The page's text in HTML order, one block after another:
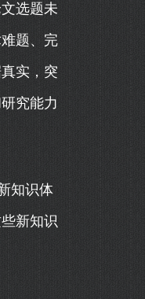
选题未
题、完
实，突
究能力
知识体
新知识